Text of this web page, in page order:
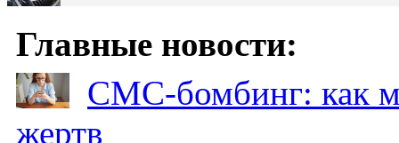
Главные новости:
СМС-бомбинг: как
жертв